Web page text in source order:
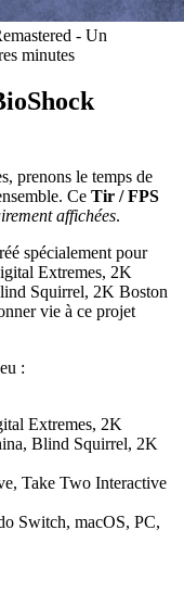
- Un
minutes
prenons le temps de
Ce Tir / FPS
affichées.
spécialement pour
Extremes, 2K
Squirrel, 2K Boston
vie à ce projet
:
Extremes, 2K
Blind Squirrel, 2K
Take Two Interactive
Switch, macOS, PC,